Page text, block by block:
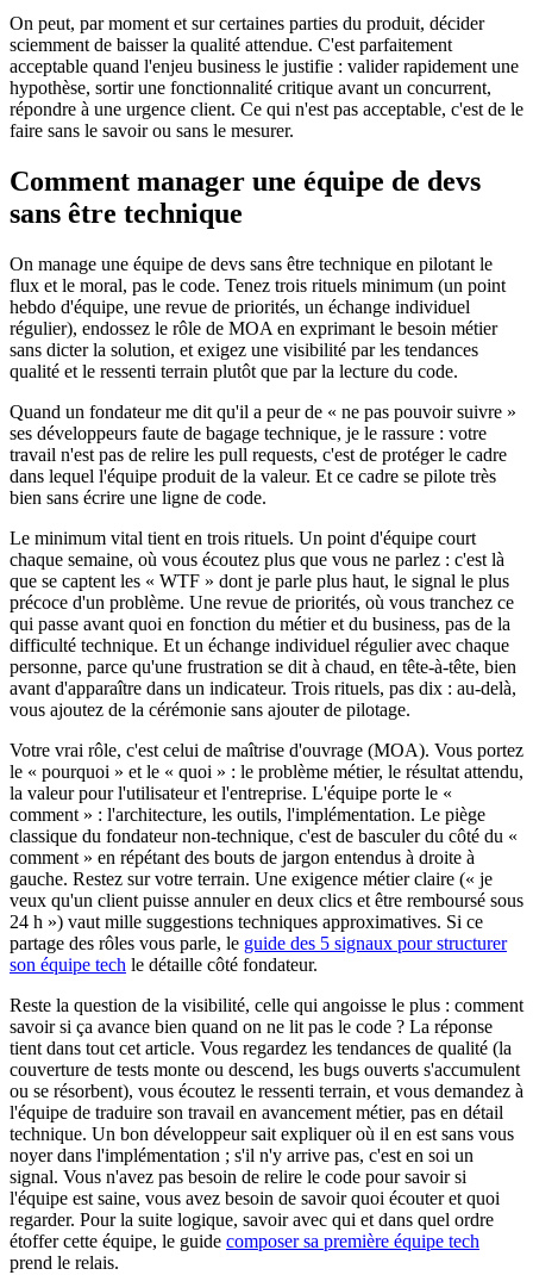
On peut, par moment et sur certaines parties du produit, décider
sciemment de baisser la qualité attendue. C'est parfaitement
acceptable quand l'enjeu business le justifie : valider rapidement une
hypothèse, sortir une fonctionnalité critique avant un concurrent,
répondre à une urgence client. Ce qui n'est pas acceptable, c'est de le
faire sans le savoir ou sans le mesurer.
Comment manager une équipe de devs
sans être technique
On manage une équipe de devs sans être technique en pilotant le
flux et le moral, pas le code. Tenez trois rituels minimum (un point
hebdo d'équipe, une revue de priorités, un échange individuel
régulier), endossez le rôle de MOA en exprimant le besoin métier
sans dicter la solution, et exigez une visibilité par les tendances
qualité et le ressenti terrain plutôt que par la lecture du code.
Quand un fondateur me dit qu'il a peur de « ne pas pouvoir suivre »
ses développeurs faute de bagage technique, je le rassure : votre
travail n'est pas de relire les pull requests, c'est de protéger le cadre
dans lequel l'équipe produit de la valeur. Et ce cadre se pilote très
bien sans écrire une ligne de code.
Le minimum vital tient en trois rituels. Un point d'équipe court
chaque semaine, où vous écoutez plus que vous ne parlez : c'est là
que se captent les « WTF » dont je parle plus haut, le signal le plus
précoce d'un problème. Une revue de priorités, où vous tranchez ce
qui passe avant quoi en fonction du métier et du business, pas de la
difficulté technique. Et un échange individuel régulier avec chaque
personne, parce qu'une frustration se dit à chaud, en tête-à-tête, bien
avant d'apparaître dans un indicateur. Trois rituels, pas dix : au-delà,
vous ajoutez de la cérémonie sans ajouter de pilotage.
Votre vrai rôle, c'est celui de maîtrise d'ouvrage (MOA). Vous portez
le « pourquoi » et le « quoi » : le problème métier, le résultat attendu,
la valeur pour l'utilisateur et l'entreprise. L'équipe porte le «
comment » : l'architecture, les outils, l'implémentation. Le piège
classique du fondateur non-technique, c'est de basculer du côté du «
comment » en répétant des bouts de jargon entendus à droite à
gauche. Restez sur votre terrain. Une exigence métier claire (« je
veux qu'un client puisse annuler en deux clics et être remboursé sous
24 h ») vaut mille suggestions techniques approximatives. Si ce
partage des rôles vous parle, le guide des 5 signaux pour structurer
son équipe tech le détaille côté fondateur.
Reste la question de la visibilité, celle qui angoisse le plus : comment
savoir si ça avance bien quand on ne lit pas le code ? La réponse
tient dans tout cet article. Vous regardez les tendances de qualité (la
couverture de tests monte ou descend, les bugs ouverts s'accumulent
ou se résorbent), vous écoutez le ressenti terrain, et vous demandez à
l'équipe de traduire son travail en avancement métier, pas en détail
technique. Un bon développeur sait expliquer où il en est sans vous
noyer dans l'implémentation ; s'il n'y arrive pas, c'est en soi un
signal. Vous n'avez pas besoin de relire le code pour savoir si
l'équipe est saine, vous avez besoin de savoir quoi écouter et quoi
regarder. Pour la suite logique, savoir avec qui et dans quel ordre
étoffer cette équipe, le guide composer sa première équipe tech
prend le relais.